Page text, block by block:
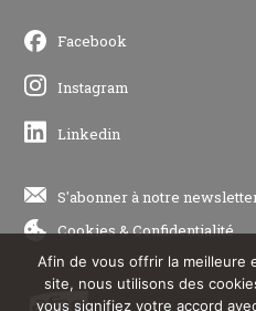
Facebook
Instagram
Linkedin
S'abonner à notre
Cookies&Confidentialité
Afin de vous offrir la meilleure
site, nous utilisons des
vous signifiez votre accord